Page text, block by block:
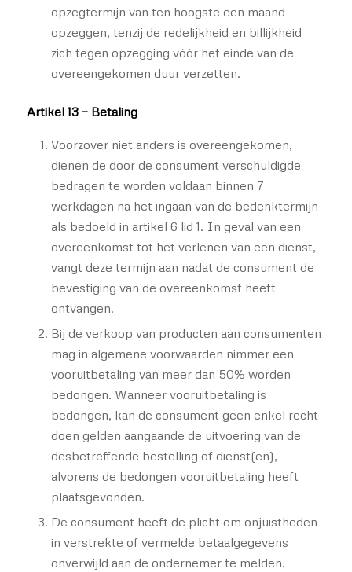
opzegtermijn van ten hoogste een maand
opzeggen, tenzij de redelijkheid en billijkheid
zich tegen opzegging vóór het einde van de
overeengekomen duur verzetten.
Artikel 13 – Betaling
Voorzover niet anders is overeengekomen,
dienen de door de consument verschuldigde
bedragen te worden voldaan binnen 7
werkdagen na het ingaan van de bedenktermijn
als bedoeld in artikel 6 lid 1. In geval van een
overeenkomst tot het verlenen van een dienst,
vangt deze termijn aan nadat de consument de
bevestiging van de overeenkomst heeft
ontvangen.
Bij de verkoop van producten aan consumenten
mag in algemene voorwaarden nimmer een
vooruitbetaling van meer dan 50% worden
bedongen. Wanneer vooruitbetaling is
bedongen, kan de consument geen enkel recht
doen gelden aangaande de uitvoering van de
desbetreffende bestelling of dienst(en),
alvorens de bedongen vooruitbetaling heeft
plaatsgevonden.
De consument heeft de plicht om onjuistheden
in verstrekte of vermelde betaalgegevens
onverwijld aan de ondernemer te melden.